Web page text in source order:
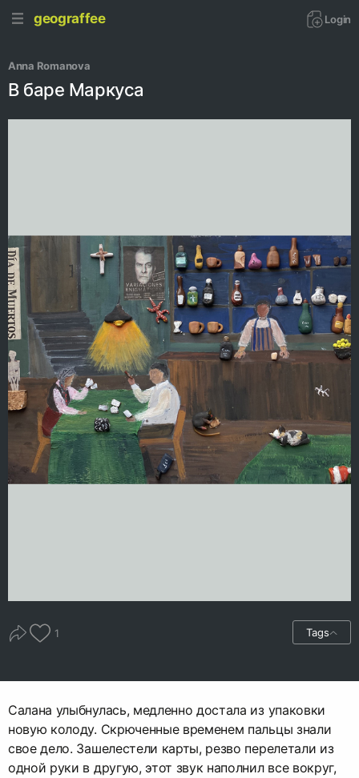
geograffee Login
Anna Romanova
В баре Маркуса
1 Tags
Салана улыбнулась, медленно достала из упаковки
новую колоду. Скрюченные временем пальцы знали
свое дело. Зашелестели карты, резво перелетали из
одной руки в другую, этот звук наполнил все вокруг,